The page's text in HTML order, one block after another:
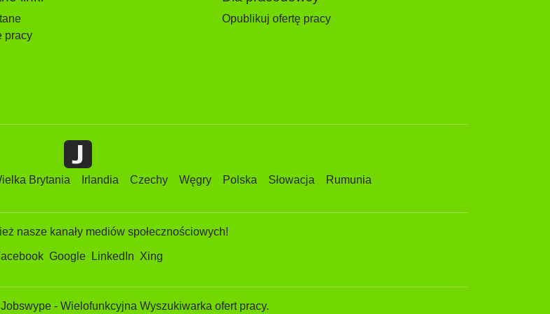
pracy
Opublikuj ofertę pracy
Brytania Irlandia Czechy Węgry Polska Słowacja Rumunia
nasze kanały mediów społecznościowych!
Google LinkedIn Xing
- Wielofunkcyjna Wyszukiwarka ofert pracy.